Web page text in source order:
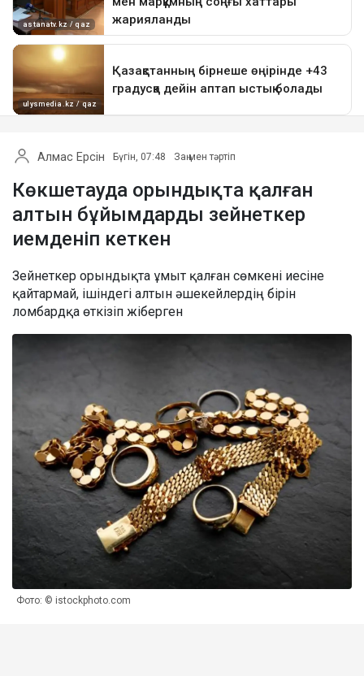
Алмас Ерсін Бүгін, 07:48 Заң мен тәртіп
Көкшетауда орындықта қалған
алтын бұйымдарды зейнеткер
иемденіп кеткен
Зейнеткер орындықта ұмыт қалған сөмкені иесіне
қайтармай, ішіндегі алтын әшекейлердің бірін
ломбардқа өткізіп жіберген
Фото: © istockphoto.com